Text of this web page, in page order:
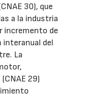
30), que
a la industria
incremento de
interanual del
La
29)